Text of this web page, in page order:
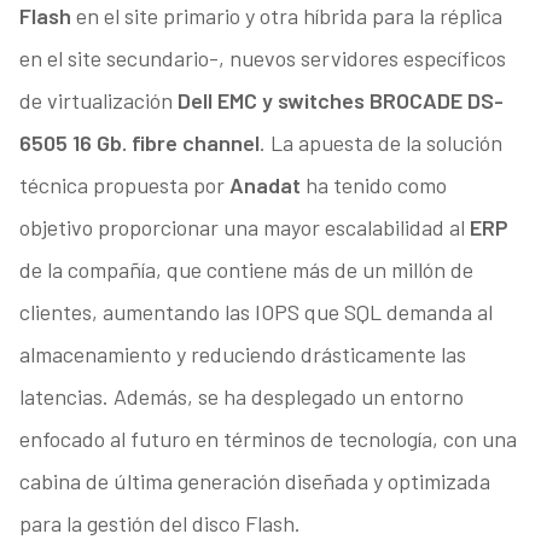
Flash en el site primario y otra híbrida para la réplica
en el site secundario-, nuevos servidores específicos
de virtualización Dell EMC y switches BROCADE DS-
6505 16 Gb. fibre channel. La apuesta de la solución
técnica propuesta porAnadat ha tenido como
objetivo proporcionar una mayor escalabilidad al ERP
de la compañía, que contiene más de un millón de
clientes, aumentando las IOPS que SQL demanda al
almacenamiento y reduciendo drásticamente las
latencias. Además, se ha desplegado un entorno
enfocado al futuro en términos de tecnología, con una
cabina de última generación diseñada y optimizada
para la gestión del disco Flash.